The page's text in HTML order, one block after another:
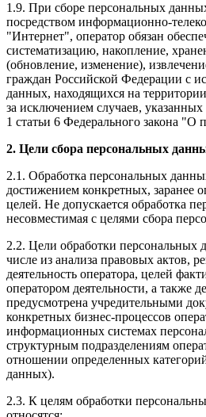
1.9. При сборе персональных
посредством информационно-
"Интернет", оператор обязан
систематизацию, накопление,
(обновление, изменение),
граждан Российской Федерации с
данных, находящихся на
за исключением случаев,
1 статьи 6 Федерального закона "О
2. Цели сбора персональных
2.1. Обработка персональных
достижением конкретных, заранее
целей. Не допускается обработка
несовместимая с целями сбора
2.2. Цели обработки персональных
числе из анализа правовых актов,
деятельность оператора, целей
оператором деятельности, а также
предусмотрена учредительными
конкретных бизнес-процессов
информационных системах
структурным подразделениям
отношении определенных
данных).
2.3. К целям обработки